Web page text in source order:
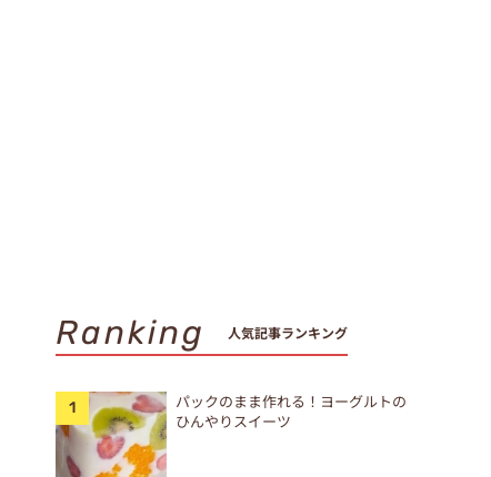
Ranking 人気記事ランキング
パックのまま作れる！ヨーグルトの
ひんやりスイーツ